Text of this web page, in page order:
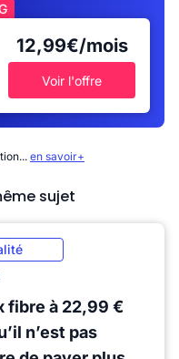
12,99€/mois
Voir l'offre
en savoir+
sujet
fibre à 22,99 €
n’est pas